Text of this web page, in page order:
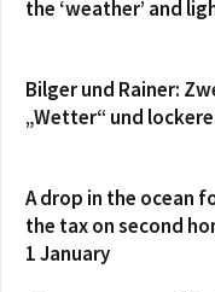
the ‘weather’ and
Bilger und Rainer:
„Wetter“ und
A drop in the ocean
the tax on second
1 January